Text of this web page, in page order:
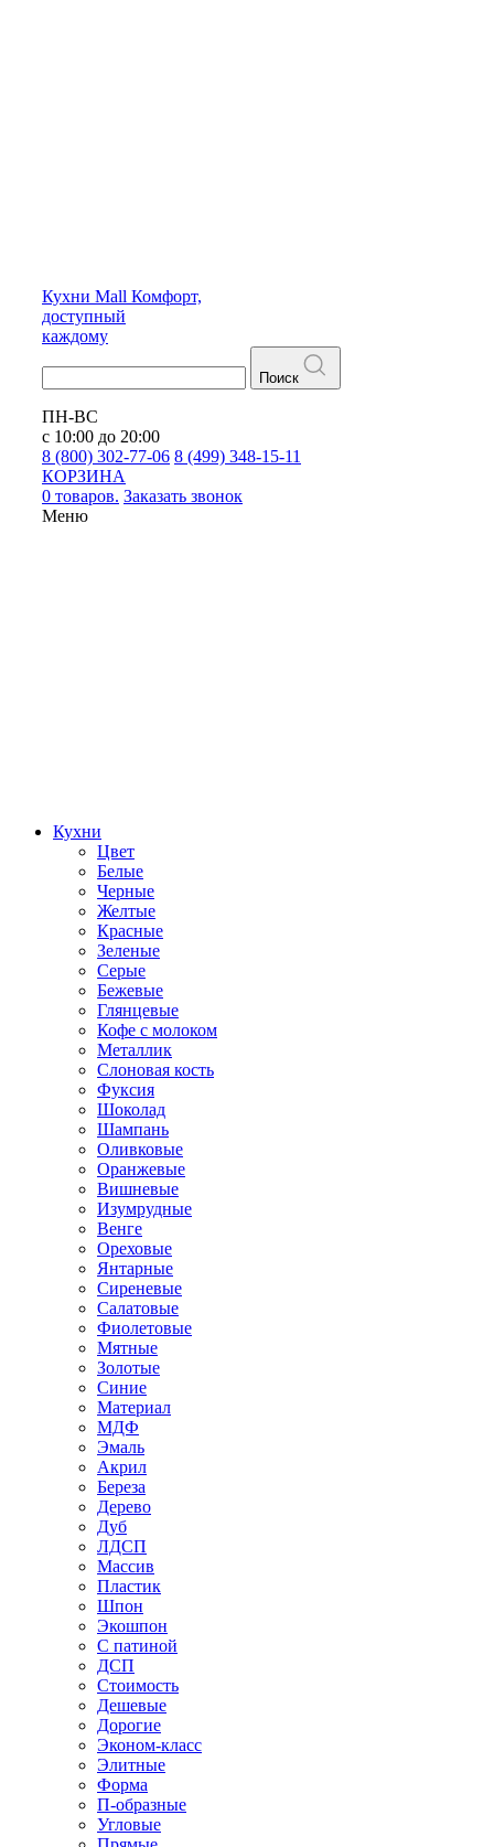
Кухни Mall Комфорт,
доступный
каждому
Поиск
ПН-ВС
с 10:00 до 20:00
8 (800) 302-77-06 8 (499) 348-15-11
КОРЗИНА
0 товаров. Заказать звонок
Меню
Кухни
Цвет
Белые
Черные
Желтые
Красные
Зеленые
Серые
Бежевые
Глянцевые
Кофе с молоком
Металлик
Слоновая кость
Фуксия
Шоколад
Шампань
Оливковые
Оранжевые
Вишневые
Изумрудные
Венге
Ореховые
Янтарные
Сиреневые
Салатовые
Фиолетовые
Мятные
Золотые
Синие
Материал
МДФ
Эмаль
Акрил
Береза
Дерево
Дуб
ЛДСП
Массив
Пластик
Шпон
Экошпон
С патиной
ДСП
Стоимость
Дешевые
Дорогие
Эконом-класс
Элитные
Форма
П-образные
Угловые